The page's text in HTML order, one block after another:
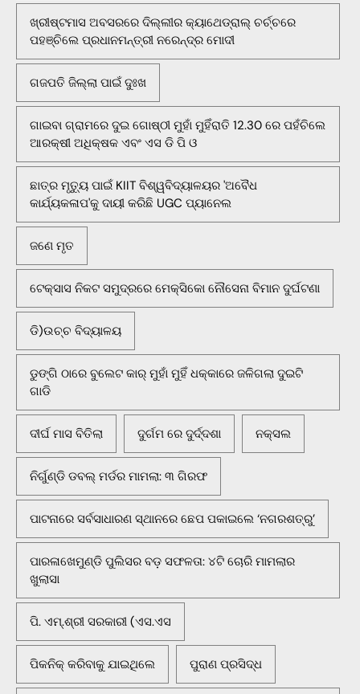
ଖ୍ରୀଷ୍ଟମାସ ଅବସରରେ ଦିଲ୍ଲୀର କ୍ୟାଥେଡ୍ରାଲ୍ ଚର୍ଚ୍ଚରେ
ପହଞ୍ଚିଲେ ପ୍ରଧାନମନ୍ତ୍ରୀ ନରେନ୍ଦ୍ର ମୋଦୀ
ଗଜପତି ଜିଲ୍ଲା ପାଇଁ ଦୁଃଖ
ଗାଇବା ଗ୍ରାମରେ ଦୁଇ ଗୋଷ୍ଠୀ ମୁହାଁ ମୁହିଁରାତି 12.30 ରେ ପହଁଚିଲେ
ଆରକ୍ଷୀ ଅଧିକ୍ଷକ ଏବଂ ଏସ ଡି ପି ଓ
ଛାତ୍ର ମୃତ୍ୟୁ ପାଇଁ KIIT ବିଶ୍ୱବିଦ୍ୟାଳୟର 'ଅବୈଧ
କାର୍ଯ୍ୟକଳାପ'କୁ ଦାୟୀ କରିଛି UGC ପ୍ୟାନେଲ
ଜଣେ ମୃତ
ଟେକ୍ସାସ ନିକଟ ସମୁଦ୍ରରେ ମେକ୍ସିକୋ ନୌସେନା ବିମାନ ଦୁର୍ଘଟଣା
ଡି)ଉଚ୍ଚ ବିଦ୍ୟାଳୟ
ଡୁଙ୍ଗି ଠାରେ ବୁଲେଟ କାର୍ ମୁହାଁ ମୁହିଁ ଧକ୍କାରେ ଜଳିଗଲା ଦୁଇଟି
ଗାଡି
ଦୀର୍ଘ ମାସ ବିତିଲା ଦୁର୍ଗମ ରେ ଦୁର୍ଦ୍ଦଶା ନକ୍ସଲ
ନିର୍ଗୁଣ୍ଡି ଡବଲ୍ ମର୍ଡର ମାମଲା: ୩ ଗିରଫ
ପାଟନାରେ ସର୍ବସାଧାରଣ ସ୍ଥାନରେ ଛେପ ପକାଇଲେ ‘ନଗରଶତ୍ରୁ’
ପାରଳାଖେମୁଣ୍ଡି ପୁଲିସର ବଡ଼ ସଫଳତା: ୪ଟି ଚୋରି ମାମଲାର
ଖୁଲାସା
ପି. ଏମ୍.ଶ୍ରୀ ସରକାରୀ (ଏସ.ଏସ
ପିକନିକ୍‌ କରିବାକୁ ଯାଇଥିଲେ ପୁରାଣ ପ୍ରସିଦ୍ଧ